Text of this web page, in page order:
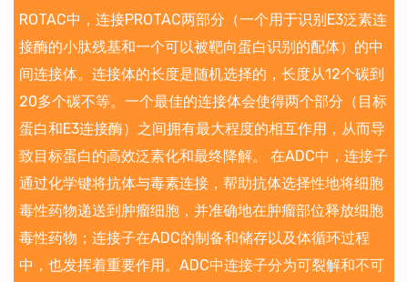
ROTAC中，连接PROTAC两部分（一个用于识别E3泛素连
接酶的小肽残基和一个可以被靶向蛋白识别的配体）的中
间连接体。连接体的长度是随机选择的，长度从12个碳到
20多个碳不等。一个最佳的连接体会使得两个部分（目标
蛋白和E3连接酶）之间拥有最大程度的相互作用，从而导
致目标蛋白的高效泛素化和最终降解。 在ADC中，连接子
通过化学键将抗体与毒素连接，帮助抗体选择性地将细胞
毒性药物递送到肿瘤细胞，并准确地在肿瘤部位释放细胞
毒性药物；连接子在ADC的制备和储存以及体循环过程
中，也发挥着重要作用。ADC中连接子分为可裂解和不可